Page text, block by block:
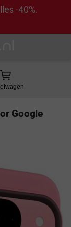
-40%.
Google